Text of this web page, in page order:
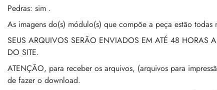
Pedras: sim .
As imagens do(s) módulo(s) que compõe a peça estão
SEUS ARQUIVOS SERÃO ENVIADOS EM ATÉ 48 HORAS
DO SITE.
ATENÇÃO, para receber os arquivos, (arquivos para
de fazer o download.